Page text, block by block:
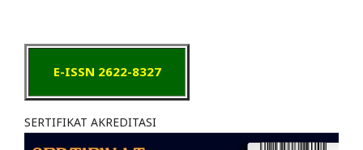
E-ISSN 2622-8327
SERTIFIKAT AKREDITASI